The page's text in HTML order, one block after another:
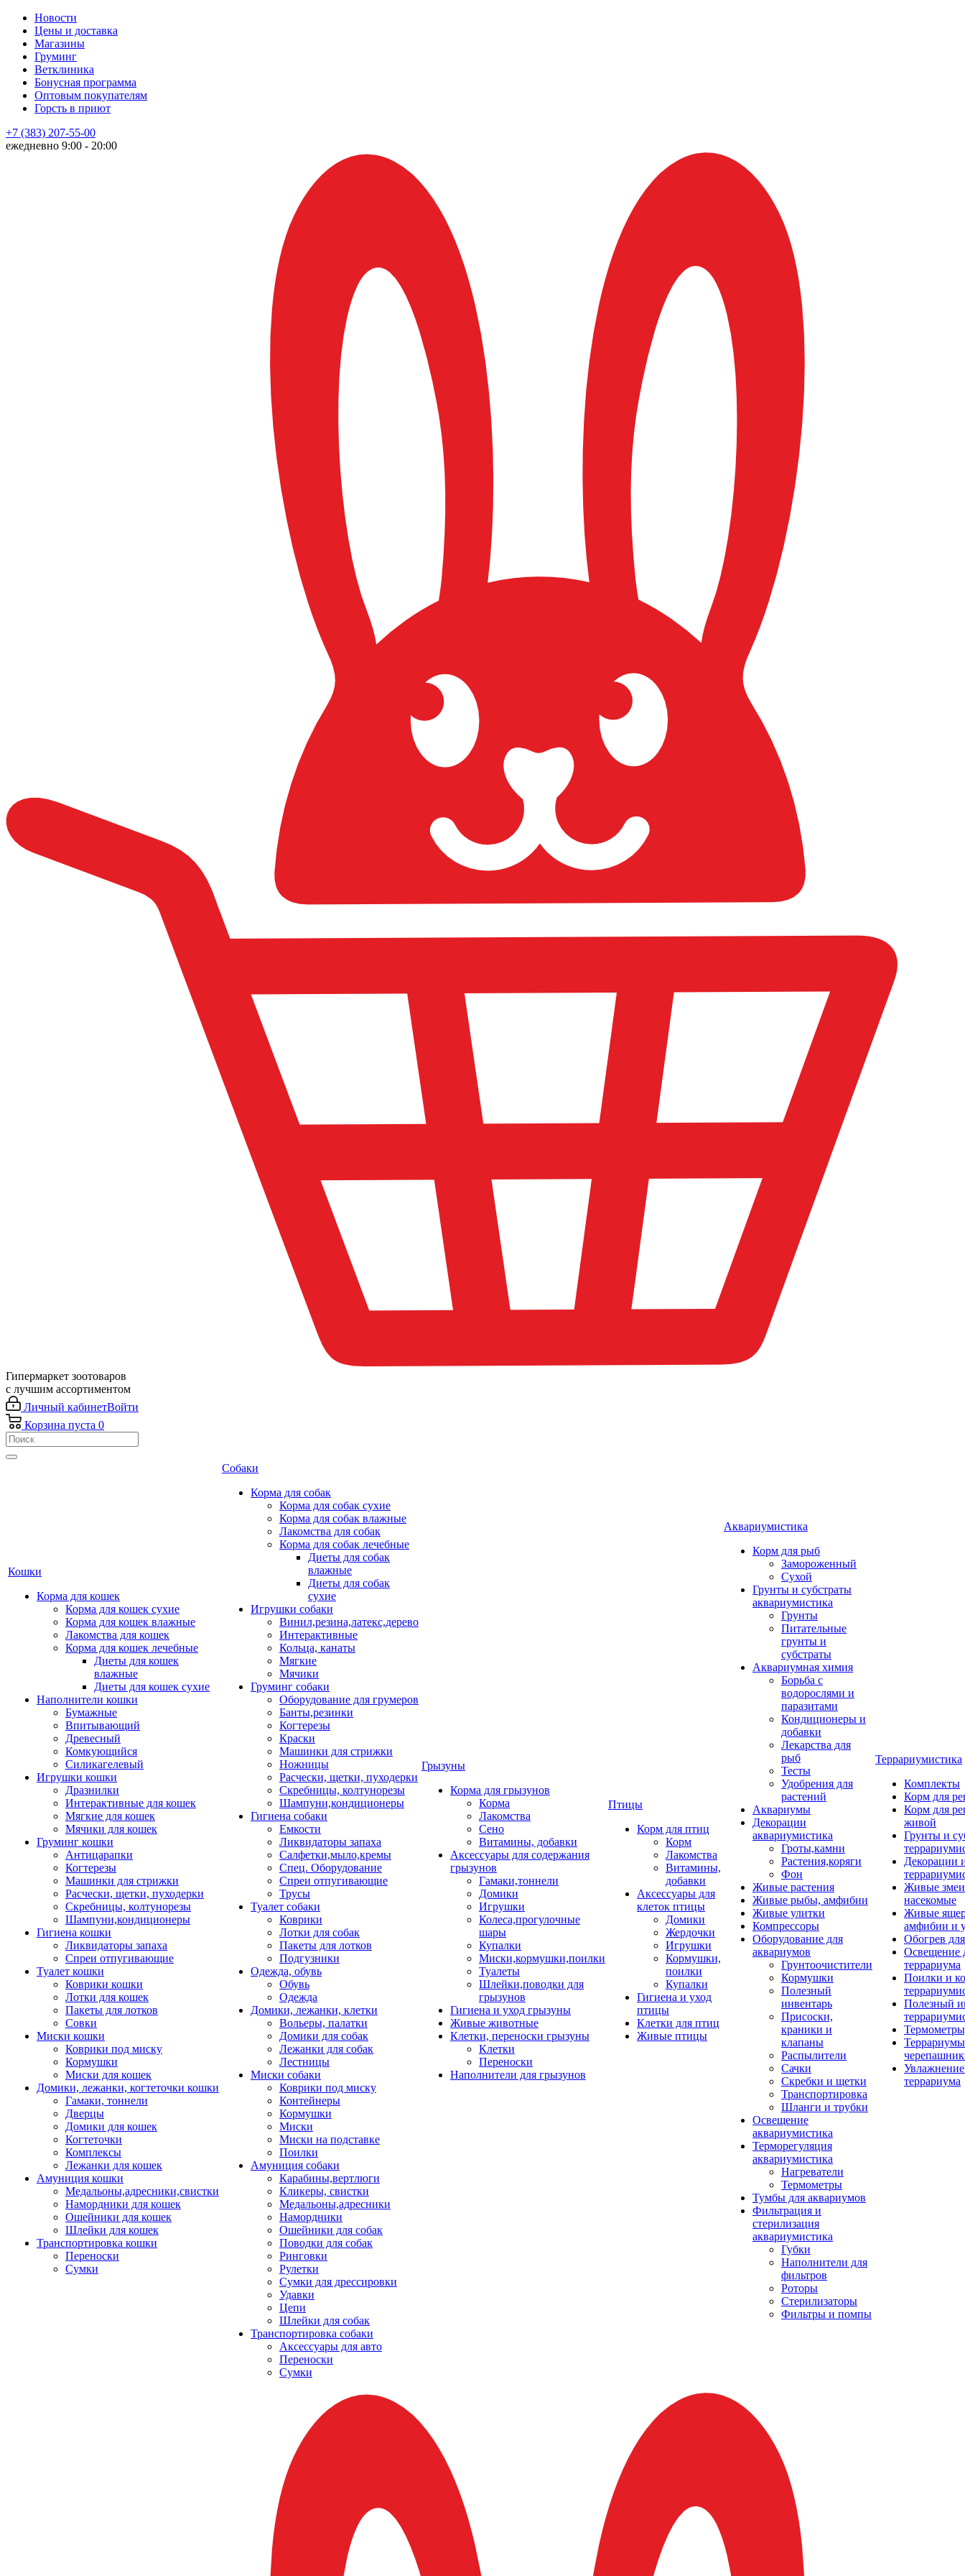
Новости
Цены и доставка
Магазины
Груминг
Ветклиника
Бонусная программа
Оптовым покупателям
Горсть в приют
+7 (383) 207-55-00
ежедневно 9:00 - 20:00
Гипермаркет зоотоваров
с лучшим ассортиментом
Личный кабинетВойти
Корзина пуста 0
Кошки
Корма для кошек
Корма для кошек сухие
Корма для кошек влажные
Лакомства для кошек
Корма для кошек лечебные
Диеты для кошек
влажные
Диеты для кошек сухие
Наполнители кошки
Бумажные
Впитывающий
Древесный
Комкующийся
Силикагелевый
Игрушки кошки
Дразнилки
Интерактивные для кошек
Мягкие для кошек
Мячики для кошек
Груминг кошки
Антицарапки
Когтерезы
Машинки для стрижки
Расчески, щетки, пуходерки
Скребницы, колтунорезы
Шампуни,кондиционеры
Гигиена кошки
Ликвидаторы запаха
Спреи отпугивающие
Туалет кошки
Коврики кошки
Лотки для кошек
Пакеты для лотков
Совки
Миски кошки
Коврики под миску
Кормушки
Миски для кошек
Домики, лежанки, когтеточки кошки
Гамаки, тоннели
Дверцы
Домики для кошек
Когтеточки
Комплексы
Лежанки для кошек
Амуниция кошки
Медальоны,адресники,свистки
Намордники для кошек
Ошейники для кошек
Шлейки для кошек
Транспортировка кошки
Переноски
Сумки
Собаки
Корма для собак
Корма для собак сухие
Корма для собак влажные
Лакомства для собак
Корма для собак лечебные
Диеты для собак
влажные
Диеты для собак
сухие
Игрушки собаки
Винил,резина,латекс,дерево
Интерактивные
Кольца, канаты
Мягкие
Мячики
Груминг собаки
Оборудование для грумеров
Банты,резинки
Когтерезы
Краски
Машинки для стрижки
Ножницы
Расчески, щетки, пуходерки
Скребницы, колтунорезы
Шампуни,кондиционеры
Гигиена собаки
Емкости
Ликвидаторы запаха
Салфетки,мыло,кремы
Спец. Оборудование
Спреи отпугивающие
Трусы
Туалет собаки
Коврики
Лотки для собак
Пакеты для лотков
Подгузники
Одежда, обувь
Обувь
Одежда
Домики, лежанки, клетки
Вольеры, палатки
Домики для собак
Лежанки для собак
Лестницы
Миски собаки
Коврики под миску
Контейнеры
Кормушки
Миски
Миски на подставке
Поилки
Амуниция собаки
Карабины,вертлюги
Кликеры, свистки
Медальоны,адресники
Намордники
Ошейники для собак
Поводки для собак
Ринговки
Рулетки
Сумки для дрессировки
Удавки
Цепи
Шлейки для собак
Транспортировка собаки
Аксессуары для авто
Переноски
Сумки
Грызуны
Корма для грызунов
Корма
Лакомства
Сено
Витамины, добавки
Аксессуары для содержания
грызунов
Гамаки,тоннели
Домики
Игрушки
Колеса,прогулочные
шары
Купалки
Миски,кормушки,поилки
Туалеты
Шлейки,поводки для
грызунов
Гигиена и уход грызуны
Живые животные
Клетки, переноски грызуны
Клетки
Переноски
Наполнители для грызунов
Птицы
Корм для птиц
Корм
Лакомства
Витамины,
добавки
Аксессуары для
клеток птицы
Домики
Жердочки
Игрушки
Кормушки,
поилки
Купалки
Гигиена и уход
птицы
Клетки для птиц
Живые птицы
Аквариумистика
Корм для рыб
Замороженный
Сухой
Грунты и субстраты
аквариумистика
Грунты
Питательные
грунты и
субстраты
Аквариумная химия
Борьба с
водорослями и
паразитами
Кондиционеры и
добавки
Лекарства для
рыб
Тесты
Удобрения для
растений
Аквариумы
Декорации
аквариумистика
Гроты,камни
Растения,коряги
Фон
Живые растения
Живые рыбы, амфибии
Живые улитки
Компрессоры
Оборудование для
аквариумов
Грунтоочистители
Кормушки
Полезный
инвентарь
Присоски,
краники и
клапаны
Распылители
Сачки
Скребки и щетки
Транспортировка
Шланги и трубки
Освещение
аквариумистика
Терморегуляция
аквариумистика
Нагреватели
Термометры
Тумбы для аквариумов
Фильтрация и
стерилизация
аквариумистика
Губки
Наполнители для
фильтров
Роторы
Стерилизаторы
Фильтры и помпы
Террариумистика
Комплекты
Корм для
Корм для
живой
Грунты и
Декорации
Живые
насекомые
Живые
амфибии и
Обогрев
Освещение
террариума
Поилки и
Полезный
террариума